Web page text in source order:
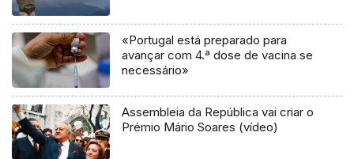
«Portugal está preparado para
avançar com 4.ª dose de vacina se
necessário»
Assembleia da República vai criar o
Prémio Mário Soares (vídeo)